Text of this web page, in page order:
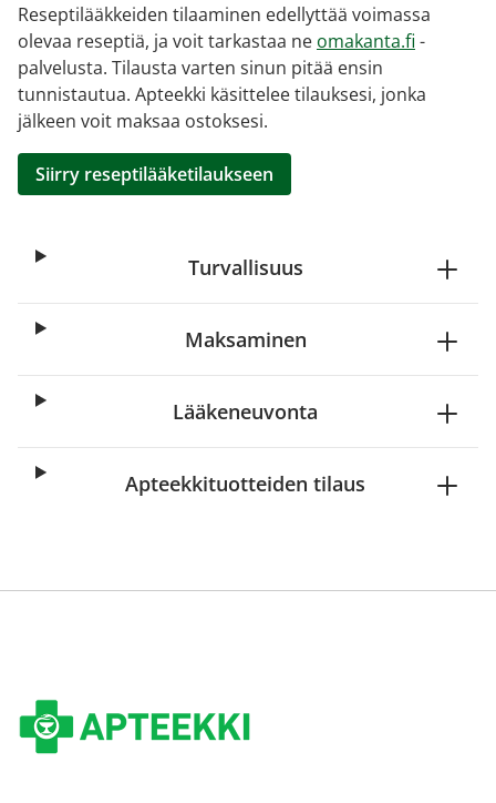
Reseptilääkkeiden tilaaminen edellyttää voimassa
olevaa reseptiä, ja voit tarkastaa ne omakanta.fi -
palvelusta. Tilausta varten sinun pitää ensin
tunnistautua. Apteekki käsittelee tilauksesi, jonka
jälkeen voit maksaa ostoksesi.
Siirry reseptilääketilaukseen
Turvallisuus
Maksaminen
Lääkeneuvonta
Apteekkituotteiden tilaus